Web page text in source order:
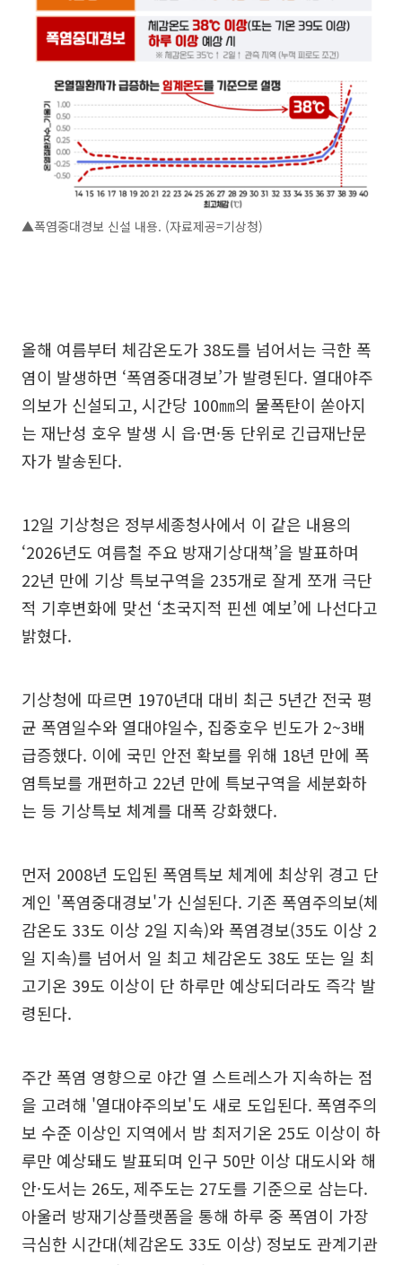
▲폭염중대경보 신설 내용. (자료제공=기상청)
올해 여름부터 체감온도가 38도를 넘어서는 극한 폭
염이 발생하면 ‘폭염중대경보’가 발령된다. 열대야주
의보가 신설되고, 시간당 100㎜의 물폭탄이 쏟아지
는 재난성 호우 발생 시 읍·면·동 단위로 긴급재난문
자가 발송된다.
12일 기상청은 정부세종청사에서 이 같은 내용의
‘2026년도 여름철 주요 방재기상대책’을 발표하며
22년 만에 기상 특보구역을 235개로 잘게 쪼개 극단
적 기후변화에 맞선 ‘초국지적 핀센 예보’에 나선다고
밝혔다.
기상청에 따르면 1970년대 대비 최근 5년간 전국 평
균 폭염일수와 열대야일수, 집중호우 빈도가 2~3배
급증했다. 이에 국민 안전 확보를 위해 18년 만에 폭
염특보를 개편하고 22년 만에 특보구역을 세분화하
는 등 기상특보 체계를 대폭 강화했다.
먼저 2008년 도입된 폭염특보 체계에 최상위 경고 단
계인 '폭염중대경보'가 신설된다. 기존 폭염주의보(체
감온도 33도 이상 2일 지속)와 폭염경보(35도 이상 2
일 지속)를 넘어서 일 최고 체감온도 38도 또는 일 최
고기온 39도 이상이 단 하루만 예상되더라도 즉각 발
령된다.
주간 폭염 영향으로 야간 열 스트레스가 지속하는 점
을 고려해 '열대야주의보'도 새로 도입된다. 폭염주의
보 수준 이상인 지역에서 밤 최저기온 25도 이상이 하
루만 예상돼도 발표되며 인구 50만 이상 대도시와 해
안·도서는 26도, 제주도는 27도를 기준으로 삼는다.
아울러 방재기상플랫폼을 통해 하루 중 폭염이 가장
극심한 시간대(체감온도 33도 이상) 정보도 관계기관